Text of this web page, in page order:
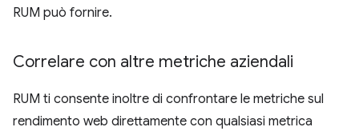
RUM può fornire.
Correlare con altre metriche aziendali
RUM ti consente inoltre di confrontare le metriche sul
rendimento web direttamente con qualsiasi metrica